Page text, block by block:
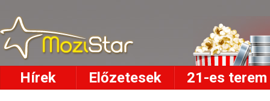
Hírek Előzetesek 21-es terem